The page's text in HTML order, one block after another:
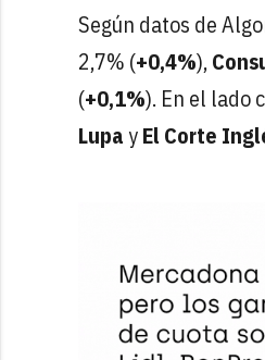
Según datos de
2,7% (+0,4%),
(+0,1%). En el lado
LupayEl Corte